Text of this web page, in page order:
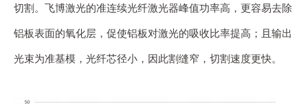
切割。飞博激光的准连续光纤激光器峰值功率高，更容易去除
铝板表面的氧化层，促使铝板对激光的吸收比率提高；且输出
光束为准基模，光纤芯径小，因此割缝窄，切割速度更快。